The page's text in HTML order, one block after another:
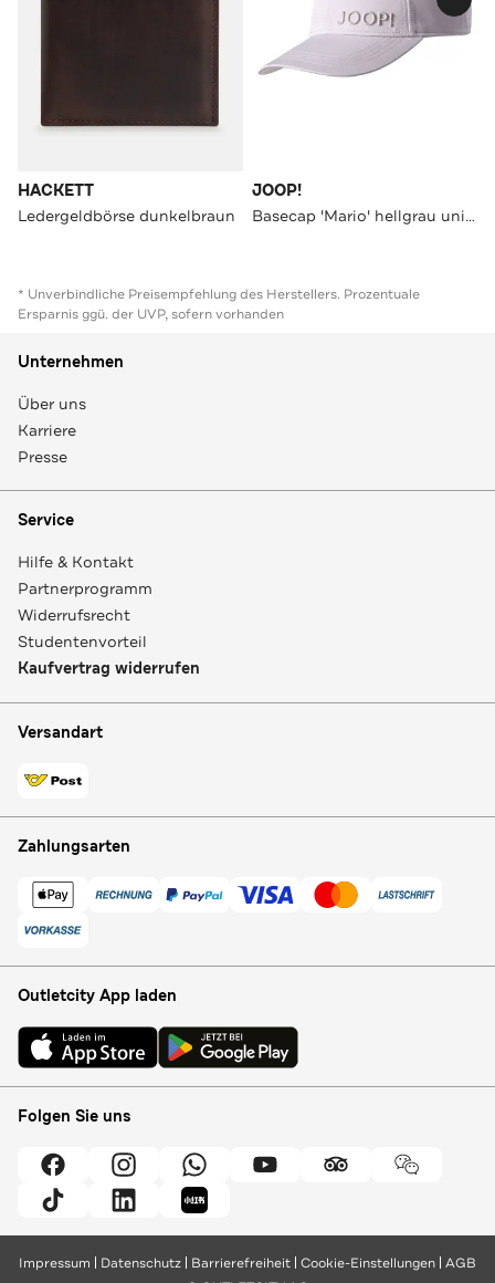
HACKETT
Ledergeldbörse dunkelbraun
JOOP!
Basecap 'Mario' hellgrau unisex
* Unverbindliche Preisempfehlung des Herstellers. Prozentuale
Ersparnis ggü. der UVP, sofern vorhanden
Unternehmen
Über uns
Karriere
Presse
Service
Hilfe & Kontakt
Partnerprogramm
Widerrufsrecht
Studentenvorteil
Kaufvertrag widerrufen
Versandart
Zahlungsarten
Outletcity App laden
Folgen Sie uns
Impressum Datenschutz Barrierefreiheit Cookie-Einstellungen AGB